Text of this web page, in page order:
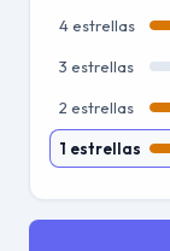
4 estrellas
3 estrellas
2 estrellas
1 estrellas